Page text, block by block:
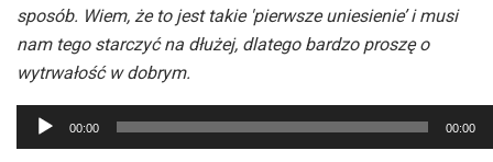
sposób. Wiem, że to jest takie 'pierwsze uniesienie’ i musi
nam tego starczyć na dłużej, dlatego bardzo proszę o
wytrwałość w dobrym.
Odtwarzacz
plików
00:00 00:00